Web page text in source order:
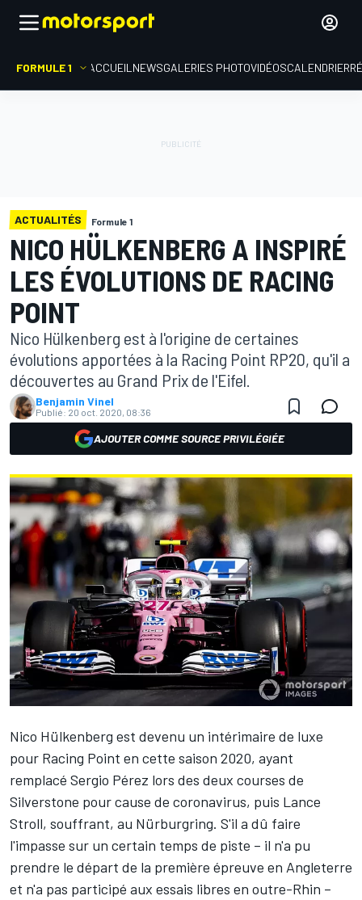
FORMULE 1 ACCUEIL NEWSGALERIES PHOTOVIDÉOSCALENDRIER
ACTUALITÉS Formule 1
NICO HÜLKENBERG A INSPIRÉ
LES ÉVOLUTIONS DE RACING
POINT
Nico Hülkenberg est à l'origine de certaines
évolutions apportées à la Racing Point RP20, qu'il a
découvertes au Grand Prix de l'Eifel.
Benjamin Vinel
Publié: 20 oct. 2020, 08:36
AJOUTER COMME SOURCE PRIVILÉGIÉE
Nico Hülkenberg est devenu un intérimaire de luxe
pour Racing Point en cette saison 2020, ayant
remplacé Sergio Pérez lors des deux courses de
Silverstone pour cause de coronavirus, puis Lance
Stroll, souffrant, au Nürburgring. S'il a dû faire
l'impasse sur un certain temps de piste – il n'a pu
prendre le départ de la première épreuve en Angleterre
et n'a pas participé aux essais libres en outre-Rhin –